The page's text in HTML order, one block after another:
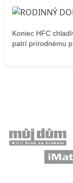
Koniec HFC
patrí prírodnému